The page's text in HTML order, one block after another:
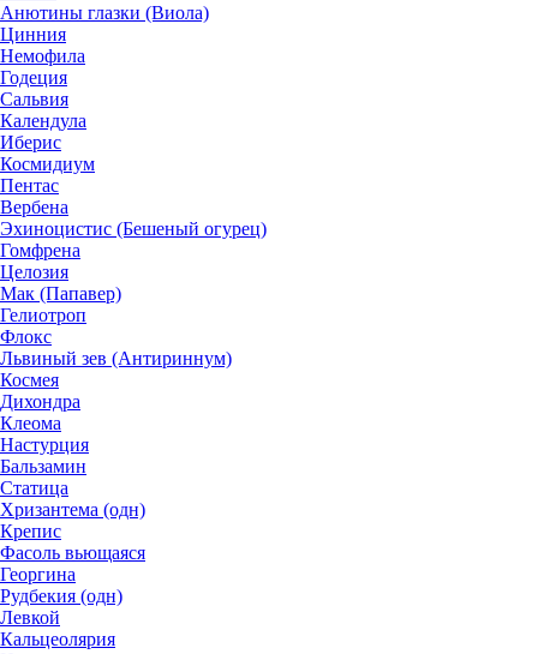
Анютины глазки (Виола)
Цинния
Немофила
Годеция
Сальвия
Календула
Иберис
Космидиум
Пентас
Вербена
Эхиноцистис (Бешеный огурец)
Гомфрена
Целозия
Мак (Папавер)
Гелиотроп
Флокс
Львиный зев (Антириннум)
Космея
Дихондра
Клеома
Настурция
Бальзамин
Статица
Хризантема (одн)
Крепис
Фасоль вьющаяся
Георгина
Рудбекия (одн)
Левкой
Кальцеолярия